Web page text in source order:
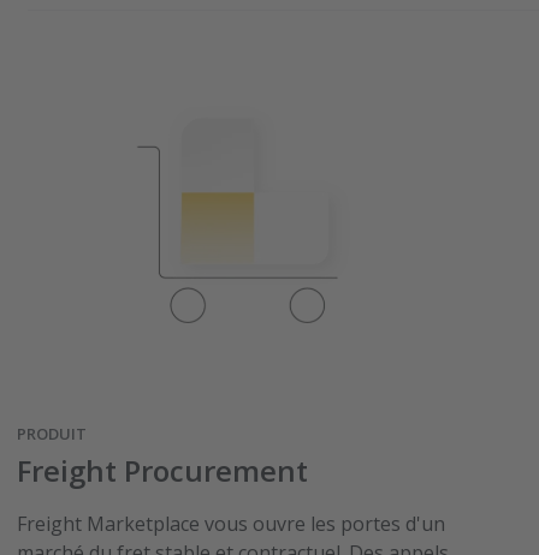
PRODUIT
Freight Procurement
Freight Marketplace vous ouvre les portes d'un